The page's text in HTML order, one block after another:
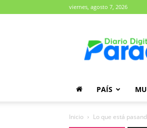
viernes, agosto 7, 2026
PAÍS
Inicio Lo que está